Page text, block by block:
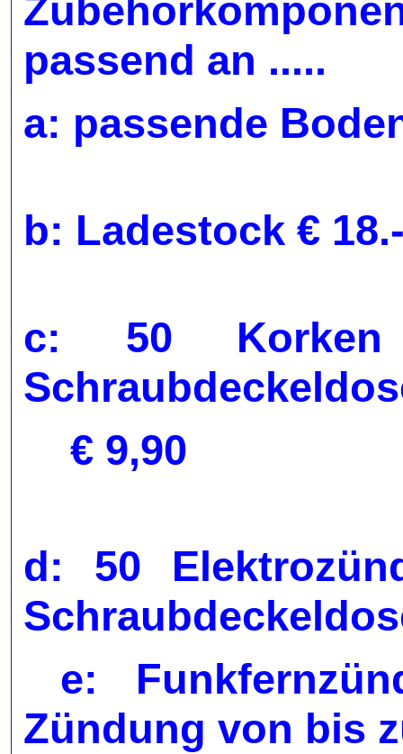
passend an .....
a: passende
b: Ladestock €
c: 50
€ 9,90
d: 50
e:
Zündung von bis